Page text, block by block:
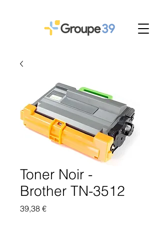
Toner Noir -
Brother TN-3512
39,38 €Prix